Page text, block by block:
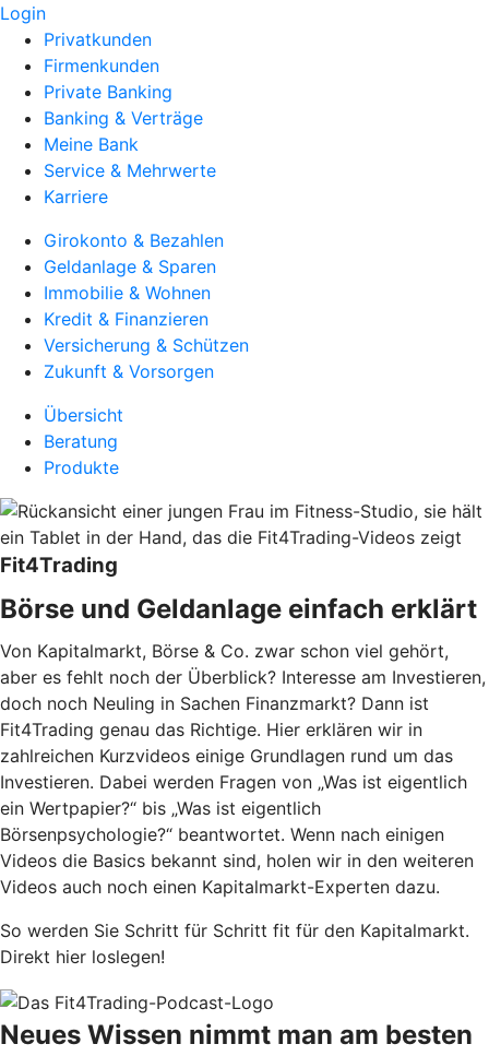
Login
Privatkunden
Firmenkunden
Private Banking
Banking & Verträge
Meine Bank
Service & Mehrwerte
Karriere
Girokonto & Bezahlen
Geldanlage & Sparen
Immobilie & Wohnen
Kredit & Finanzieren
Versicherung & Schützen
Zukunft & Vorsorgen
Übersicht
Beratung
Produkte
Fit4Trading
Börse und Geldanlage einfach erklärt
Von Kapitalmarkt, Börse & Co. zwar schon viel gehört,
aber es fehlt noch der Überblick? Interesse am Investieren,
doch noch Neuling in Sachen Finanzmarkt? Dann ist
Fit4Trading genau das Richtige. Hier erklären wir in
zahlreichen Kurzvideos einige Grundlagen rund um das
Investieren. Dabei werden Fragen von „Was ist eigentlich
ein Wertpapier?“ bis „Was ist eigentlich
Börsenpsychologie?“ beantwortet. Wenn nach einigen
Videos die Basics bekannt sind, holen wir in den weiteren
Videos auch noch einen Kapitalmarkt-Experten dazu.
So werden Sie Schritt für Schritt fit für den Kapitalmarkt.
Direkt hier loslegen!
Neues Wissen nimmt man am besten